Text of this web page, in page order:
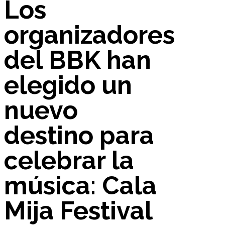
Los
organizadores
del BBK han
elegido un
nuevo
destino para
celebrar la
música: Cala
Mija Festival